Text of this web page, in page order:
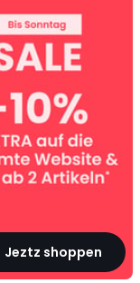
Jeztz shoppen